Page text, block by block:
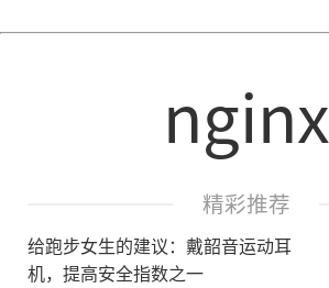
nginx
精彩推荐
给跑步女生的建议：戴韶音运动耳
机，提高安全指数之一